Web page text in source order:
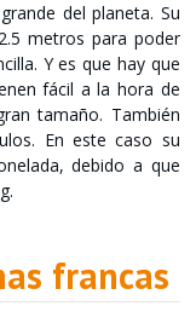
del planeta. Su
metros para poder
Y es que hay que
fácil a la hora de
tamaño. También
En este caso su
debido a que
francas